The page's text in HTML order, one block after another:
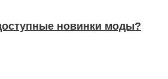
новинки моды?